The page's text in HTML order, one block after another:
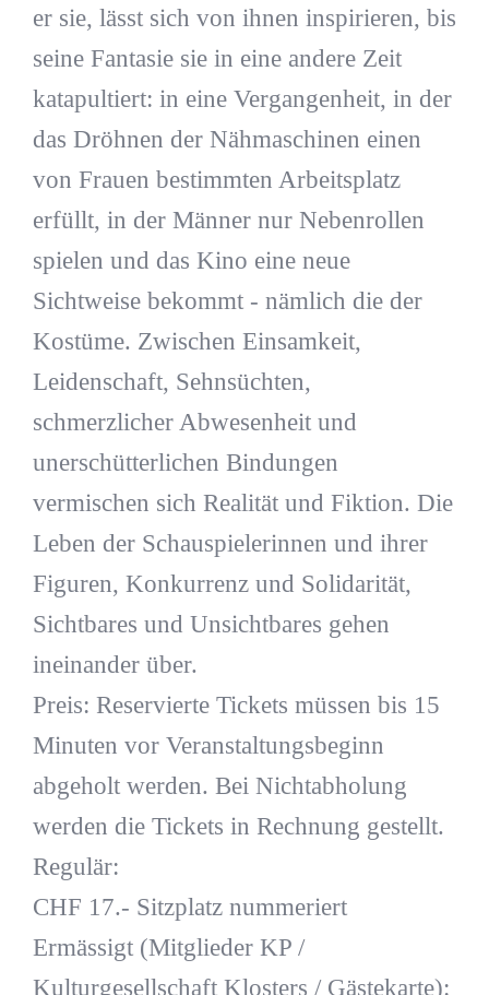
er sie, lässt sich von ihnen inspirieren, bis
seine Fantasie sie in eine andere Zeit
katapultiert: in eine Vergangenheit, in der
das Dröhnen der Nähmaschinen einen
von Frauen bestimmten Arbeitsplatz
erfüllt, in der Männer nur Nebenrollen
spielen und das Kino eine neue
Sichtweise bekommt - nämlich die der
Kostüme. Zwischen Einsamkeit,
Leidenschaft, Sehnsüchten,
schmerzlicher Abwesenheit und
unerschütterlichen Bindungen
vermischen sich Realität und Fiktion. Die
Leben der Schauspielerinnen und ihrer
Figuren, Konkurrenz und Solidarität,
Sichtbares und Unsichtbares gehen
ineinander über.
Preis: Reservierte Tickets müssen bis 15
Minuten vor Veranstaltungsbeginn
abgeholt werden. Bei Nichtabholung
werden die Tickets in Rechnung gestellt.
Regulär:
CHF 17.- Sitzplatz nummeriert
Ermässigt (Mitglieder KP /
Kulturgesellschaft Klosters / Gästekarte):